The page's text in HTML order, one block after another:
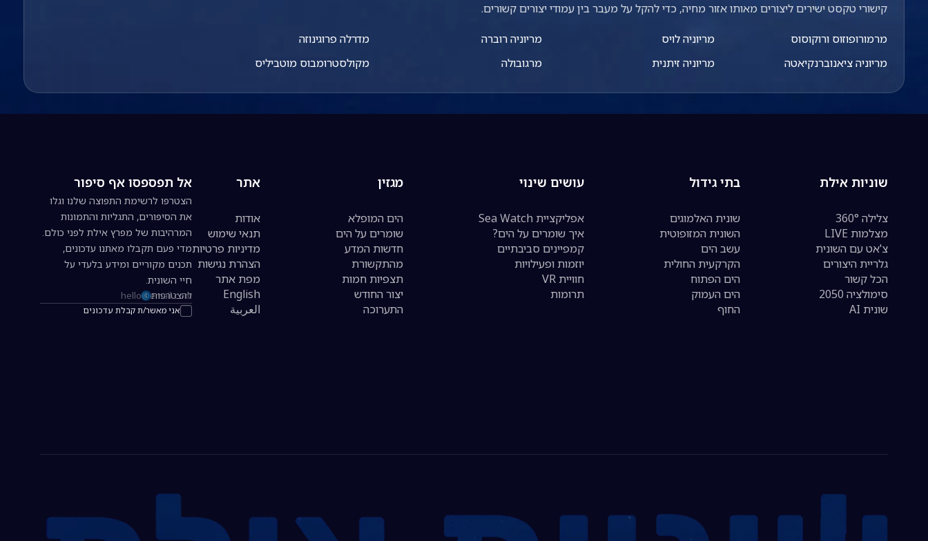
קישורי טקסט ישירים ליצורים מאותו אזור מחיה, כדי להקל על מעבר בין עמודי יצורים קשורים.
מרמורופוזוס ורוקוסוס
מריוניה ציאנוברנקיאטה
מריוניה לויס
מריוניה זיתנית
מריוניה רוברה
מרגובולה
מדרלה פרוגינוזה
מקולסטרומבוס מוטביליס
שוניות אילת
צלילה 360°
מצלמות LIVE
צ'אט עם השונית
גלריית היצורים
הכל קשור
סימולציה 2050
שונית AI
בתי גידול
שונית האלמוגים
השונית המזופוטית
עשב הים
הקרקעית החולית
הים הפתוח
הים העמוק
החוף
עושים שינוי
אפליקציית Sea Watch
איך שומרים על הים?
קמפיינים סביבתיים
יוזמות ופעילויות
חוויית VR
תרומות
מגזין
הים המופלא
שומרים על הים
חדשות המדע
מהתקשורת
תצפיות חמות
יצור החודש
התערוכה
אתר
אודות
תנאי שימוש
מדיניות פרטיות
הצהרת נגישות
מפת אתר
English
العربية
אל תפספסו אף סיפור
הצטרפו לרשימת התפוצה שלנו וגלו
את הסיפורים, התגליות והתמונות
המרהיבות של מפרץ אילת לפני כולם.
מדי פעם תקבלו מאתנו עדכונים,
תכנים מקוריים ומידע בלעדי על
חיי השונית.
כתובת אימייל להרשמה לניוזלטר
אני מאשר/ת קבלת עדכונים
להצטרפות